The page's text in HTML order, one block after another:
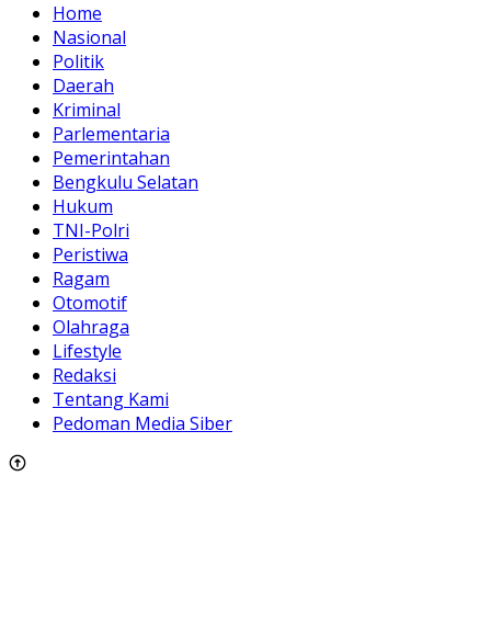
Home
Nasional
Politik
Daerah
Kriminal
Parlementaria
Pemerintahan
Bengkulu Selatan
Hukum
TNI-Polri
Peristiwa
Ragam
Otomotif
Olahraga
Lifestyle
Redaksi
Tentang Kami
Pedoman Media Siber